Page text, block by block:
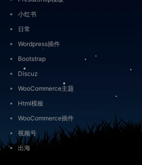
小红书
日常
Wordpress插件
Bootstrap
Discuz
WooCommerce主题
Html模板
WooCommerce插件
视频号
出海